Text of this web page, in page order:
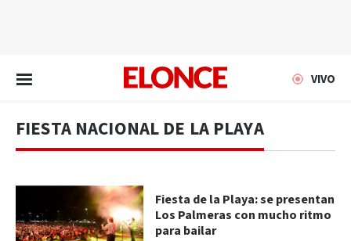
VIVO
FIESTA NACIONAL DE LA PLAYA
Fiesta de la Playa: se presentan
Los Palmeras con mucho ritmo
para bailar